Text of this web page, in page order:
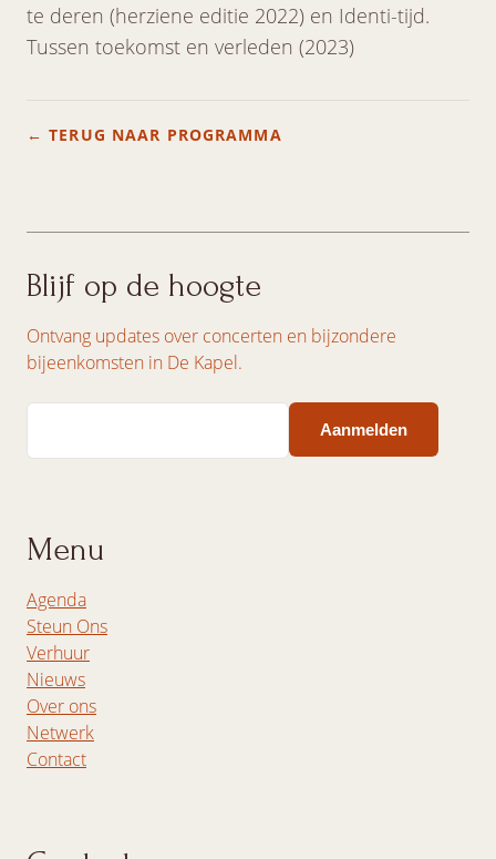
te deren (herziene editie 2022) en Identi-tijd.
Tussen toekomst en verleden (2023)
← TERUG NAAR PROGRAMMA
Blijf op de hoogte
Ontvang updates over concerten en bijzondere
bijeenkomsten in De Kapel.
Email
Menu
Agenda
Steun Ons
Verhuur
Nieuws
Over ons
Netwerk
Contact